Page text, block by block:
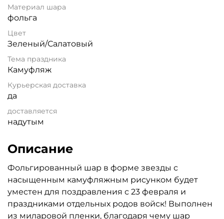
Материал шара
фольга
Цвет
Зеленый/Салатовый
Тема праздника
Камуфляж
Курьерская доставка
да
доставляется
надутым
Описание
Фольгированный шар в форме звезды с
насыщенным камуфляжным рисунком будет
уместен для поздравления с 23 февраля и
праздниками отдельных родов войск! Выполнен
из миларовой пленки, благодаря чему шар